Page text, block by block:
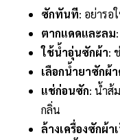
ซักทันที: อย่ารอ
ตากแดดและลม
ใช้น้ำอุ่นซักผ้า:
เลือกน้ำยาซักผ้
แช่ก่อนซัก: น้ำส้
กลิ่น
ล้างเครื่องซักผ้า